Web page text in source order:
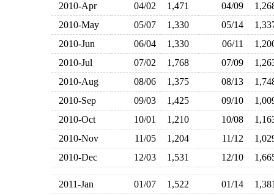
2010-Apr
04/02 1,471 04/09
2010-May
05/07 1,330 05/14
2010-Jun
06/04 1,330 06/11
2010-Jul
07/02 1,768 07/09
2010-Aug
08/06 1,375 08/13
2010-Sep
09/03 1,425 09/10
2010-Oct
10/01 1,210 10/08
2010-Nov
11/05 1,204 11/12
2010-Dec
12/03 1,531 12/10
2011-Jan 01/07 1,522 01/14